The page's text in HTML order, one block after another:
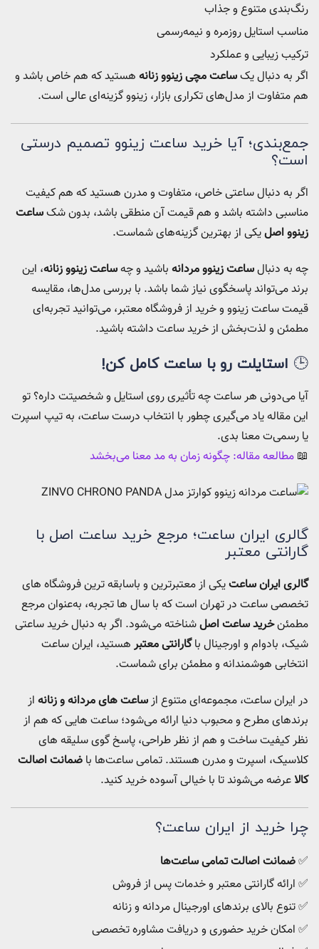
رنگ‌بندی متنوع و جذاب
مناسب استایل روزمره و نیمه‌رسمی
ترکیب زیبایی و عملکرد
اگر به دنبال یکساعت مچی زینوو زنانه هستید که هم خاص باشد و
هم متفاوت از مدل‌های تکراری بازار، زینوو گزینه‌ای عالی است.
جمع‌بندی؛ آیا خرید ساعت زینوو تصمیم درستی
است؟
اگر به دنبال ساعتی خاص، متفاوت و مدرن هستید که هم کیفیت
مناسبی داشته باشد و هم قیمت آن منطقی باشد، بدون شکساعت
زینوو اصلیکی از بهترین گزینه‌های شماست.
چه به دنبالساعت زینوو مردانه باشید و چهساعت زینوو زنانه، این
برند می‌تواند پاسخگوی نیاز شما باشد. با بررسی مدل‌ها، مقایسه
قیمت ساعت زینوو و خرید از فروشگاه معتبر، می‌توانید تجربه‌ای
مطمئن و لذت‌بخش از خرید ساعت داشته باشید.
🕒 استایلت رو با ساعت کامل کن!
آیا می‌دونی هر ساعت چه تأثیری روی استایل و شخصیتت داره؟ تو
این مقاله یاد می‌گیری چطور با انتخاب درست ساعت، به تیپ اسپرت
یا رسمی‌ت معنا بدی.
📖 مطالعه مقاله: چگونه زمان به مد معنا می‌بخشد
گالری ایران ساعت؛ مرجع خرید ساعت اصل با
گارانتی معتبر
گالری ایران ساعتیکی از معتبرترین و باسابقه‌ ترین فروشگاه‌ های
تخصصی ساعت در تهران است که با سال‌ ها تجربه، به‌عنوان مرجع
مطمئنخرید ساعت اصلشناخته می‌شود. اگر به‌ دنبال خرید ساعتی
شیک، بادوام و اورجینال باگارانتی معتبر هستید، ایران ساعت
انتخابی هوشمندانه و مطمئن برای شماست.
در ایران ساعت، مجموعه‌ای متنوع ازساعت‌ های مردانه و زنانه از
برندهای مطرح و محبوب دنیا ارائه می‌شود؛ ساعت‌ هایی که هم از
نظر کیفیت ساخت و هم از نظر طراحی، پاسخ‌ گوی سلیقه‌ های
کلاسیک، اسپرت و مدرن هستند. تمامی ساعت‌ها با ضمانت اصالت
کالا عرضه می‌شوند تا با خیالی آسوده خرید کنید.
چرا خرید از ایران ساعت؟
✅ضمانت اصالت تمامی ساعت‌ها
✅ ارائه گارانتی معتبر و خدمات پس از فروش
✅ تنوع بالای برندهای اورجینال مردانه و زنانه
✅ امکان خرید حضوری و دریافت مشاوره تخصصی